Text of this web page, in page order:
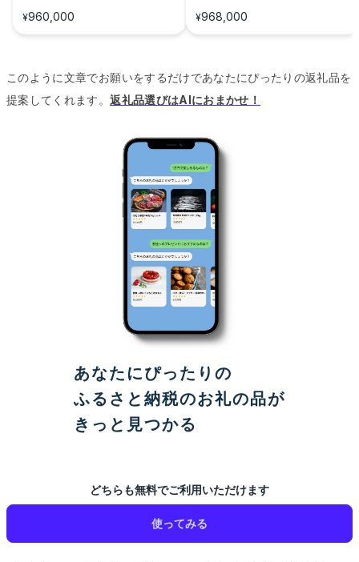
¥960,000 ¥968,000
このように文章でお願いをするだけであなたにぴったりの返礼品を
提案してくれます。返礼品選びはAIにおまかせ！
あなたにぴったりの
ふるさと納税のお礼の品が
きっと見つかる
どちらも無料でご利用いただけます
使ってみる